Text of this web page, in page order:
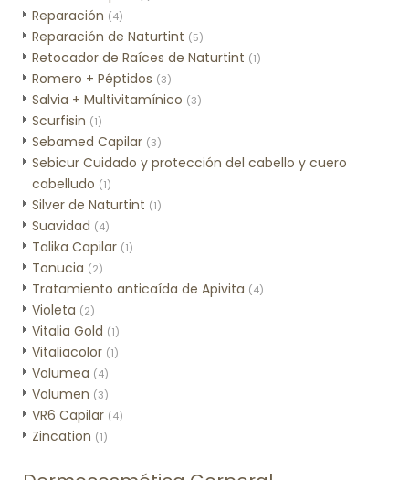
Reparación (4)
Reparación de Naturtint (5)
Retocador de Raíces de Naturtint (1)
Romero + Péptidos (3)
Salvia + Multivitamínico (3)
Scurfisin (1)
Sebamed Capilar (3)
Sebicur Cuidado y protección del cabello y cuero
cabelludo (1)
Silver de Naturtint (1)
Suavidad (4)
Talika Capilar (1)
Tonucia (2)
Tratamiento anticaída de Apivita (4)
Violeta (2)
Vitalia Gold (1)
Vitaliacolor (1)
Volumea (4)
Volumen (3)
VR6 Capilar (4)
Zincation (1)